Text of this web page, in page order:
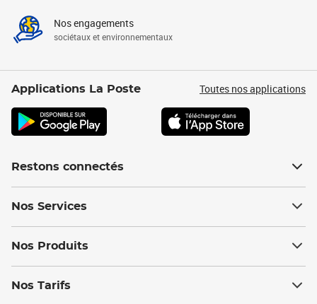
Nos engagements
sociétaux et environnementaux
Applications La Poste Toutes nos applications
Restons connectés
Nos Services
Nos Produits
Nos Tarifs